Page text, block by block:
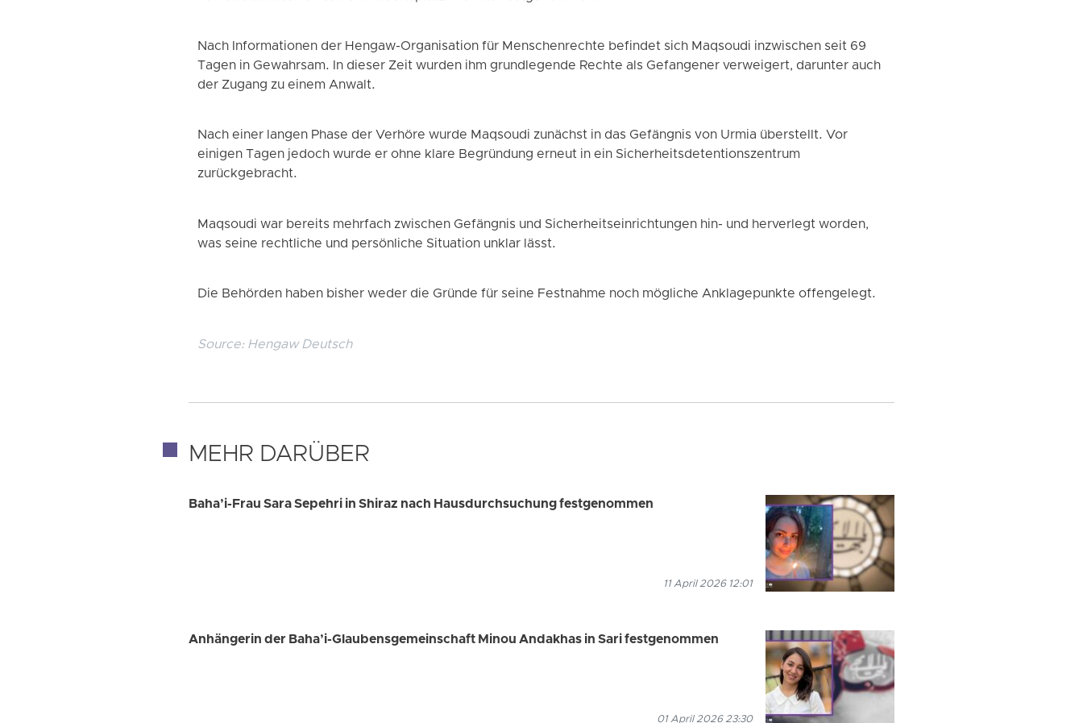
Nach Informationen der Hengaw-Organisation für Menschenrechte befindet sich Maqsoudi inzwischen seit 69
Tagen in Gewahrsam. In dieser Zeit wurden ihm grundlegende Rechte als Gefangener verweigert, darunter auch
der Zugang zu einem Anwalt.
Nach einer langen Phase der Verhöre wurde Maqsoudi zunächst in das Gefängnis von Urmia überstellt. Vor
einigen Tagen jedoch wurde er ohne klare Begründung erneut in ein Sicherheitsdetentionszentrum
zurückgebracht.
Maqsoudi war bereits mehrfach zwischen Gefängnis und Sicherheitseinrichtungen hin- und herverlegt worden,
was seine rechtliche und persönliche Situation unklar lässt.
Die Behörden haben bisher weder die Gründe für seine Festnahme noch mögliche Anklagepunkte offengelegt.
Source: Hengaw Deutsch
MEHR DARÜBER
Baha’i-Frau Sara Sepehri in Shiraz nach Hausdurchsuchung festgenommen
11 April 2026 12:01
Anhängerin der Baha’i-Glaubensgemeinschaft Minou Andakhas in Sari festgenommen
01 April 2026 23:30